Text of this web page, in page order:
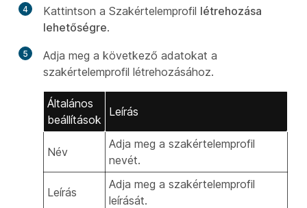
4 Kattintson a Szakértelemprofil létrehozása
lehetőségre.
5
Adja meg a következő adatokat a
szakértelemprofil létrehozásához.
Általános
beállítások
Leírás
Név
Adja meg a szakértelemprofil
nevét.
Leírás
Adja meg a szakértelemprofil
leírását.